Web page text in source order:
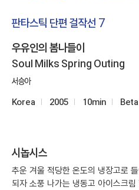
판타스틱 단편 걸작선 7
우유인의 봄나들이
Soul Milks Spring Outing
서승아
Korea 2005 10min Beta
시놉시스
추운 겨울 적당한 온도의 냉장고로
되자 소풍 나가는 냉동고 아이스크